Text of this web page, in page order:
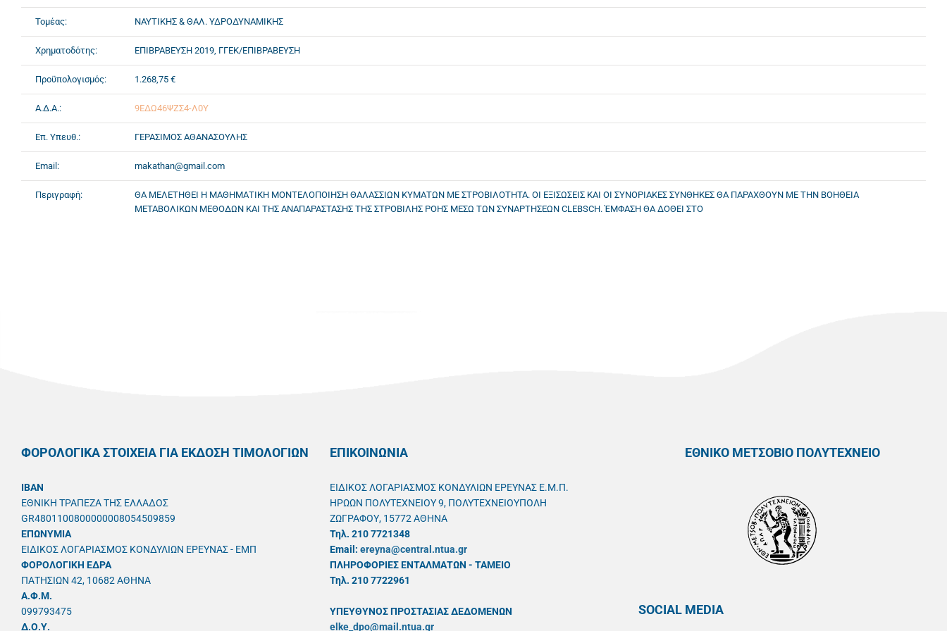
Τομέας: ΝΑΥΤΙΚΗΣ & ΘΑΛ. ΥΔΡΟΔΥΝΑΜΙΚΗΣ
Χρηματοδότης: ΕΠΙΒΡΑΒΕΥΣΗ 2019, ΓΓΕΚ/ΕΠΙΒΡΑΒΕΥΣΗ
Προϋπολογισμός: 1.268,75 €
Α.Δ.Α.: 9ΕΔΩ46ΨΖΣ4-Λ0Υ
Επ. Υπευθ.: ΓΕΡΑΣΙΜΟΣ ΑΘΑΝΑΣΟΥΛΗΣ
Email: makathan@gmail.com
Περιγραφή:
ΘΑ ΜΕΛΕΤΗΘΕΙ Η ΜΑΘΗΜΑΤΙΚΗ ΜΟΝΤΕΛΟΠΟΙΗΣΗ ΘΑΛΑΣΣΙΩΝ ΚΥΜΑΤΩΝ ΜΕ ΣΤΡΟΒΙΛΟΤΗΤΑ. ΟΙ ΕΞΙΣΩΣΕΙΣ ΚΑΙ ΟΙ ΣΥΝΟΡΙΑΚΕΣ ΣΥΝΘΗΚΕΣ ΘΑ ΠΑΡΑΧΘΟΥΝ ΜΕ ΤΗΝ ΒΟΗΘΕΙΑ
ΜΕΤΑΒΟΛΙΚΩΝ ΜΕΘΟΔΩΝ ΚΑΙ ΤΗΣ ΑΝΑΠΑΡΑΣΤΑΣΗΣ ΤΗΣ ΣΤΡΟΒΙΛΗΣ ΡΟΗΣ ΜΕΣΩ ΤΩΝ ΣΥΝΑΡΤΗΣΕΩΝ CLEBSCH. ΈΜΦΑΣΗ ΘΑ ΔΟΘΕΙ ΣΤΟ
ΦΟΡΟΛΟΓΙΚΑ ΣΤΟΙΧΕΙΑ ΓΙΑ ΕΚΔΟΣΗ ΤΙΜΟΛΟΓΙΩΝ
IBAN
ΕΘΝΙΚΗ ΤΡΑΠΕΖΑ ΤΗΣ ΕΛΛΑΔΟΣ
GR4801100800000008054509859
ΕΠΩΝΥΜΙΑ
ΕΙΔΙΚΟΣ ΛΟΓΑΡΙΑΣΜΟΣ ΚΟΝΔΥΛΙΩΝ ΕΡΕΥΝΑΣ - ΕΜΠ
ΦΟΡΟΛΟΓΙΚΗ ΕΔΡΑ
ΠΑΤΗΣΙΩΝ 42, 10682 ΑΘΗΝΑ
A.Φ.Μ.
099793475
Δ.Ο.Υ.
ΕΠΙΚΟΙΝΩΝΙΑ
ΕΙΔΙΚΟΣ ΛΟΓΑΡΙΑΣΜΟΣ ΚΟΝΔΥΛΙΩΝ ΕΡΕΥΝΑΣ Ε.Μ.Π.
ΗΡΩΩΝ ΠΟΛΥΤΕΧΝΕΙΟΥ 9, ΠΟΛΥΤΕΧΝΕΙΟΥΠΟΛΗ
ΖΩΓΡΑΦΟΥ, 15772 ΑΘΗΝΑ
Τηλ. 210 7721348
Email: ereyna@central.ntua.gr
ΠΛΗΡΟΦΟΡΙΕΣ ΕΝΤΑΛΜΑΤΩΝ - ΤΑΜΕΙΟ
Τηλ. 210 7722961
ΥΠΕΥΘYΝΟΣ ΠΡΟΣΤΑΣΙΑΣ ΔΕΔΟΜΕΝΩΝ
elke_dpo@mail.ntua.gr
ΕΘΝΙΚΟ ΜΕΤΣΟΒΙΟ ΠΟΛΥΤΕΧΝΕΙΟ
SOCIAL MEDIA